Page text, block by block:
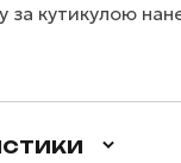
кутикулою